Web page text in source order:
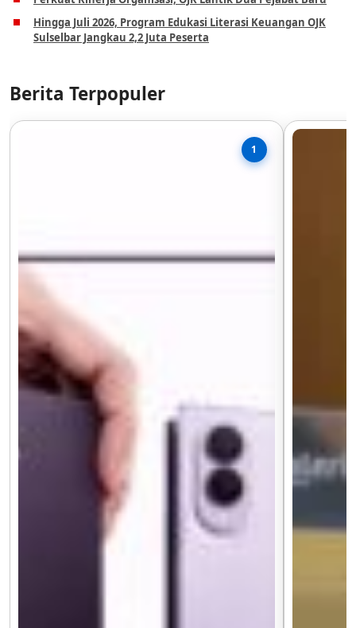
Hingga Juli 2026, Program Edukasi Literasi Keuangan OJK
Sulselbar Jangkau 2,2 Juta Peserta
Berita Terpopuler
1